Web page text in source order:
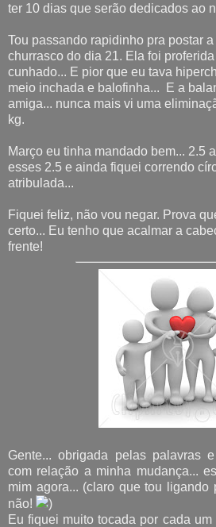
ter 10 dias que serão dedicados ao
Tou passando rapidinho pra postar
churrasco do dia 21. Ela foi
cunhado... E pior que eu tava
meio inchada e balofinha... E a
amiga... nunca mais vi uma
kg.
Março eu tinha mandado bem... 2.5
esses 2.5 e ainda fiquei correndo
atribulada...
Fiquei feliz, não vou negar. Prova
certo... Eu tenho que acalmar a
frente!
Gente... obrigada pelas palavras
com relação a minha mudança...
mim agora... (claro que tou ligando
não!
)
Eu fiquei muito tocada por cada